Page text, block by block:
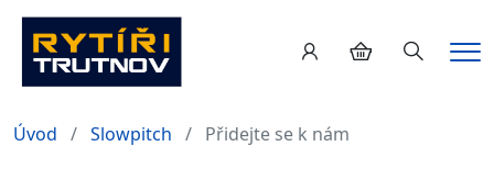
Hledání
Úvod Slowpitch Přidejte se k nám